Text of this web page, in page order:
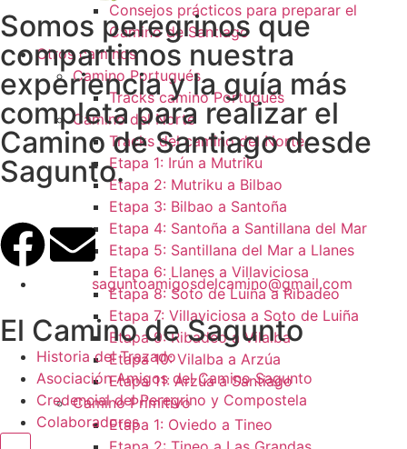
Consejos prácticos para preparar el
Camino de Santiago
Otros caminos
Camino Portugués
Tracks camino Portugués
Camino del Norte
Tracks del camino del Norte
Etapa 1: Irún a Mutriku
Etapa 2: Mutriku a Bilbao
Etapa 3: Bilbao a Santoña
Etapa 4: Santoña a Santillana del Mar
Etapa 5: Santillana del Mar a Llanes
Etapa 6: Llanes a Villaviciosa
Etapa 8: Soto de Luiña a Ribadeo
Etapa 7: Villaviciosa a Soto de Luiña
Etapa 9: Ribadeo a Vilalba
Etapa 10: Vilalba a Arzúa
Etapa 11: Arzúa a Santiago
Camino Primitivo
Etapa 1: Oviedo a Tineo
Somos peregrinos que
compartimos nuestra
experiencia y la guía más
completa para realizar el
Camino de Santiago desde
Sagunto.
saguntoamigosdelcamino@gmail.com
El Camino de Sagunto
Historia del Trazado
Asociación Amigos del Camino Sagunto
Credencial del Peregrino y Compostela
Colaboradores